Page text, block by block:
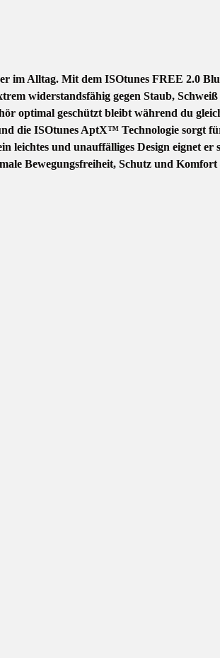
im Alltag. Mit dem ISOtunes FREE 2.0
widerstandsfähig gegen Staub,
optimal geschützt bleibt während du
die ISOtunes AptX™ Technologie sorgt
und unauffälliges Design eignet
Bewegungsfreiheit, Schutz und